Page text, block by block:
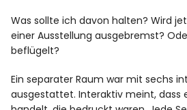
Was sollte ich davon halten? Wird
einer Ausstellung ausgebremst?
beflügelt?
Ein separater Raum war mit sechs
ausgestattet. Interaktiv meint, dass